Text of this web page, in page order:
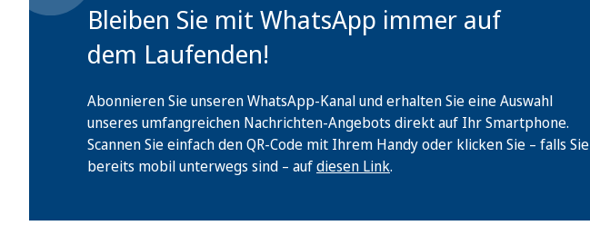
Bleiben Sie mit WhatsApp immer auf
dem Laufenden!
Abonnieren Sie unseren WhatsApp-Kanal und erhalten Sie eine Auswahl
unseres umfangreichen Nachrichten-Angebots direkt auf Ihr Smartphone.
Scannen Sie einfach den QR-Code mit Ihrem Handy oder klicken Sie – falls Sie
bereits mobil unterwegs sind – aufdiesen Link.